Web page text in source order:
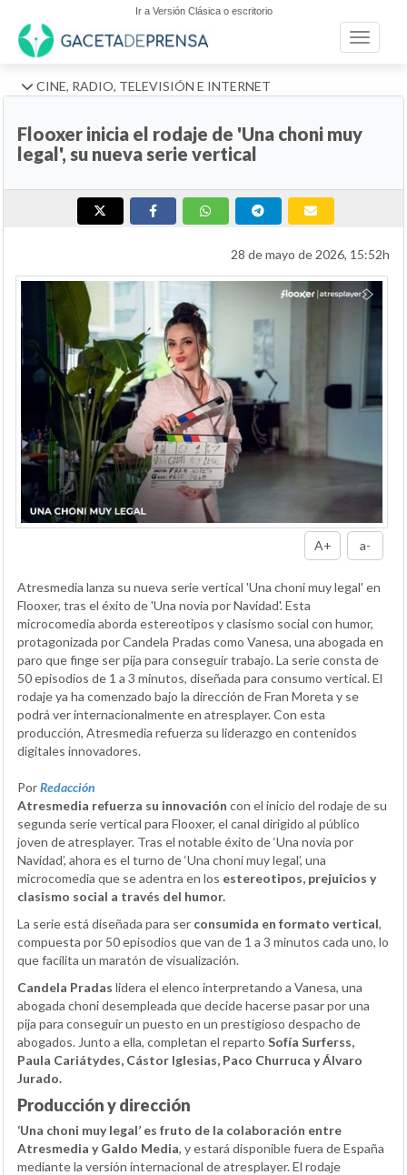
Ir a Versión Clásica o escritorio
Toggle
CINE, RADIO, TELEVISIÓN E INTERNET
Flooxer inicia el rodaje de 'Una choni muy
legal', su nueva serie vertical
28 de mayo de 2026, 15:52h
A+ a-
Atresmedia lanza su nueva serie vertical 'Una choni muy legal' en
Flooxer, tras el éxito de 'Una novia por Navidad'. Esta
microcomedia aborda estereotipos y clasismo social con humor,
protagonizada por Candela Pradas como Vanesa, una abogada en
paro que finge ser pija para conseguir trabajo. La serie consta de
50 episodios de 1 a 3 minutos, diseñada para consumo vertical. El
rodaje ya ha comenzado bajo la dirección de Fran Moreta y se
podrá ver internacionalmente en atresplayer. Con esta
producción, Atresmedia refuerza su liderazgo en contenidos
digitales innovadores.
PorRedacción
Atresmedia refuerza su innovación con el inicio del rodaje de su
segunda serie vertical para Flooxer, el canal dirigido al público
joven de atresplayer. Tras el notable éxito de ‘Una novia por
Navidad’, ahora es el turno de ‘Una choni muy legal’, una
microcomedia que se adentra en los estereotipos, prejuicios y
clasismo social a través del humor.
La serie está diseñada para ser consumida en formato vertical,
compuesta por 50 episodios que van de 1 a 3 minutos cada uno, lo
que facilita un maratón de visualización.
Candela Pradas lidera el elenco interpretando a Vanesa, una
abogada choni desempleada que decide hacerse pasar por una
pija para conseguir un puesto en un prestigioso despacho de
abogados. Junto a ella, completan el reparto Sofía Surferss,
Paula Cariátydes, Cástor Iglesias, Paco Churruca y Álvaro
Jurado.
Producción y dirección
‘Una choni muy legal’ es fruto de la colaboración entre
Atresmedia y Galdo Media, y estará disponible fuera de España
mediante la versión internacional de atresplayer. El rodaje